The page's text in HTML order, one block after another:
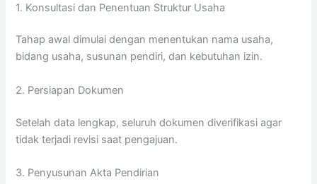
1. Konsultasi dan Penentuan Struktur Usaha
Tahap awal dimulai dengan menentukan nama usaha,
bidang usaha, susunan pendiri, dan kebutuhan izin.
2. Persiapan Dokumen
Setelah data lengkap, seluruh dokumen diverifikasi agar
tidak terjadi revisi saat pengajuan.
3. Penyusunan Akta Pendirian